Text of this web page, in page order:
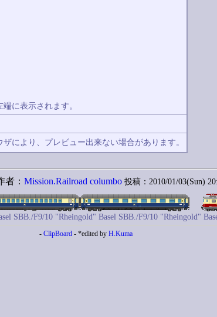
に表示されます。
により、プレビュー出来ない場合があります。
者： Mission.Railroad columbo 投稿：2010/01/03(Sun)
SBB./F9/10 "Rheingold" Basel SBB./F9/10 "Rheingold"
- ClipBoard- *edited by H.Kuma